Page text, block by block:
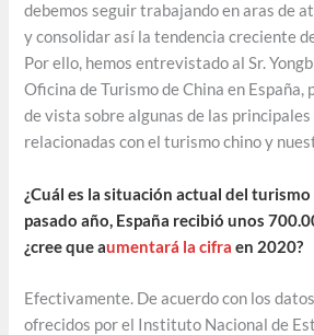
debemos seguir trabajando en aras de
y consolidar así la tendencia creciente
Por ello, hemos entrevistado al Sr.
Oficina de Turismo de China en España,
de vista sobre algunas de las
relacionadas con el turismo chino y
¿Cuál es la situación actual del turismo
pasado año, España recibió unos
¿cree que aumentará la cifra en 2020?
Efectivamente. De acuerdo con los
ofrecidos por el Instituto Nacional de